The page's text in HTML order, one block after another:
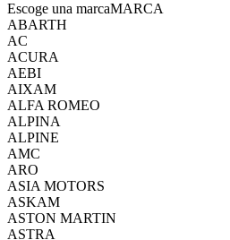
Escoge una marcaMARCA
ABARTH
AC
ACURA
AEBI
AIXAM
ALFA ROMEO
ALPINA
ALPINE
AMC
ARO
ASIA MOTORS
ASKAM
ASTON MARTIN
ASTRA